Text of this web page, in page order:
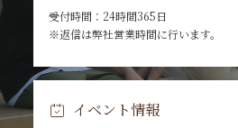
受付時間：24時間365日
※返信は弊社営業時間に行います。
イベント情報